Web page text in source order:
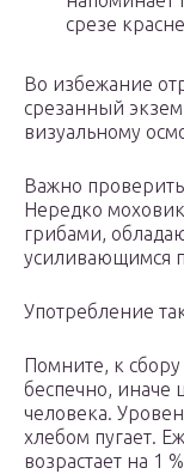
срезе
Во избежание
срезанный
визуальному
Важно
Нередко
грибами,
усиливающимся
Употребление
Помните, к сбору
беспечно, иначе
человека.
хлебом пугает.
возрастает на 1